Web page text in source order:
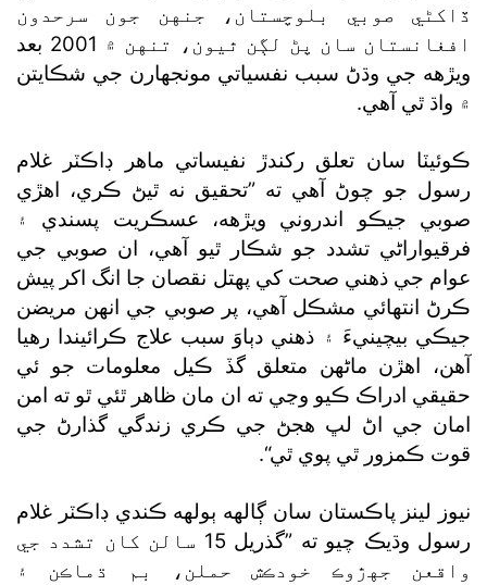
ڏاکڻي صوبي بلوچستان، جنهن جون سرحدون
افغانستان سان پڻ لڳن ٿيون، تنهن ۾ 2001 بعد
ويڙهه جي وڌڻ سبب نفسياتي مونجهارن جي شڪايتن
۾ واڌ ٿي آهي.
ڪوئيٽا سان تعلق رکندڙ نفيساتي ماهر ڊاڪٽر غلام
رسول جو چوڻ آهي ته ”تحقيق نه ٿيڻ ڪري، اهڙي
صوبي جيڪو اندروني ويڙهه، عسڪريت پسندي ۽
فرقيواراڻي تشدد جو شڪار ٿيو آهي، ان صوبي جي
عوام جي ذهني صحت کي پهتل نقصان جا انگ اکر پيش
ڪرڻ انتهائي مشڪل آهي، پر صوبي جي انهن مريضن
جيڪي بيچينيءَ ۽ ذهني دٻاوَ سبب علاج ڪرائيندا رهيا
آهن، اهڙن ماڻهن متعلق گڏ ڪيل معلومات جو ئي
حقيقي ادراڪ ڪيو وڃي ته ان مان ظاهر ٿئي ٿو ته امن
امان جي اڻ لڀ هجڻ جي ڪري زندگي گذارڻ جي
قوت ڪمزور ٿي پوي ٿي“.
نيوز لينز پاڪستان سان ڳالهه ٻولهه ڪندي ڊاڪٽر غلام
رسول وڌيڪ چيو ته ”گذريل 15 سالن کان تشدد جي
واقعن جهڙوڪ خودڪش حملن، بم ڌماڪن ۽